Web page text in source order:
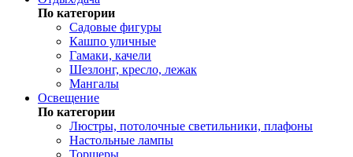
По категории
Садовые фигуры
Кашпо уличные
Гамаки, качели
Шезлонг, кресло, лежак
Мангалы
Освещение
По категории
Люстры, потолочные светильники, плафоны
Настольные лампы
Торшеры